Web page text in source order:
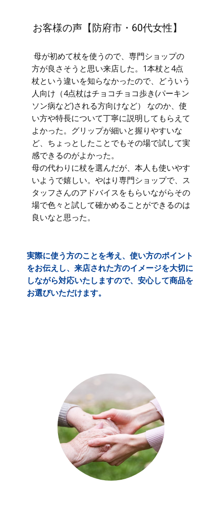
お客様の声【防府市・60代女性】
母が初めて杖を使うので、専門ショップの
方が良さそうと思い来店した。1本杖と4点
杖という違いを知らなかったので、どういう
人向け（4点杖はチョコチョコ歩き(パーキン
ソン病など)される方向けなど） なのか、使
い方や特長について丁寧に説明してもらえて
よかった。グリップが細いと握りやすいな
ど、ちょっとしたことでもその場で試して実
感できるのがよかった。
母の代わりに杖を選んだが、本人も使いやす
いようで嬉しい。やはり専門ショップで、ス
タッフさんのアドバイスをもらいながらその
場で色々と試して確かめることができるのは
良いなと思った。
実際に使う方のことを考え、使い方のポイント
をお伝えし、来店された方のイメージを大切に
しながら対応いたしますので、安心して商品を
お選びいただけます。